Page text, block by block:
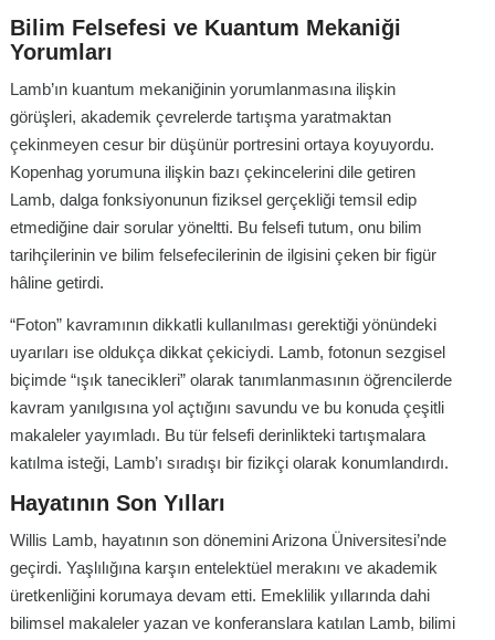
Bilim Felsefesi ve Kuantum Mekaniği
Yorumları
Lamb’ın kuantum mekaniğinin yorumlanmasına ilişkin
görüşleri, akademik çevrelerde tartışma yaratmaktan
çekinmeyen cesur bir düşünür portresini ortaya koyuyordu.
Kopenhag yorumuna ilişkin bazı çekincelerini dile getiren
Lamb, dalga fonksiyonunun fiziksel gerçekliği temsil edip
etmediğine dair sorular yöneltti. Bu felsefi tutum, onu bilim
tarihçilerinin ve bilim felsefecilerinin de ilgisini çeken bir figür
hâline getirdi.
“Foton” kavramının dikkatli kullanılması gerektiği yönündeki
uyarıları ise oldukça dikkat çekiciydi. Lamb, fotonun sezgisel
biçimde “ışık tanecikleri” olarak tanımlanmasının öğrencilerde
kavram yanılgısına yol açtığını savundu ve bu konuda çeşitli
makaleler yayımladı. Bu tür felsefi derinlikteki tartışmalara
katılma isteği, Lamb’ı sıradışı bir fizikçi olarak konumlandırdı.
Hayatının Son Yılları
Willis Lamb, hayatının son dönemini Arizona Üniversitesi’nde
geçirdi. Yaşlılığına karşın entelektüel merakını ve akademik
üretkenliğini korumaya devam etti. Emeklilik yıllarında dahi
bilimsel makaleler yazan ve konferanslara katılan Lamb, bilimi